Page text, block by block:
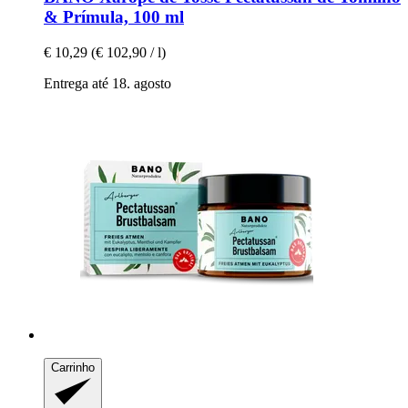
& Prímula, 100 ml
€ 10,29 (€ 102,90 / l)
Entrega até 18. agosto
Carrinho